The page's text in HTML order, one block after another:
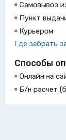
Самовывоз
Пункт
Курьером
Где забрать
Способы
Онлайн на
Б/н расчет